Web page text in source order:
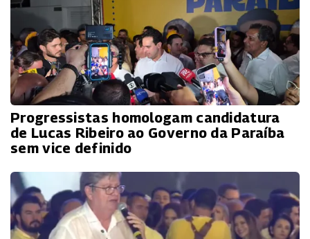
Progressistas homologam candidatura
de Lucas Ribeiro ao Governo da Paraíba
sem vice definido